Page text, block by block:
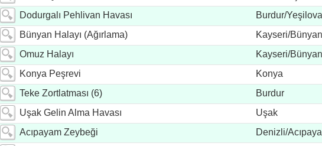
Dodurgalı Pehlivan Havası
Burdur/Yeşilova
Bünyan Halayı (Ağırlama)
Kayseri/Bünyan
Omuz Halayı
Kayseri/Bünyan
Konya Peşrevi
Konya
Teke Zortlatması (6)
Burdur
Uşak Gelin Alma Havası
Uşak
Acıpayam Zeybeği
Denizli/